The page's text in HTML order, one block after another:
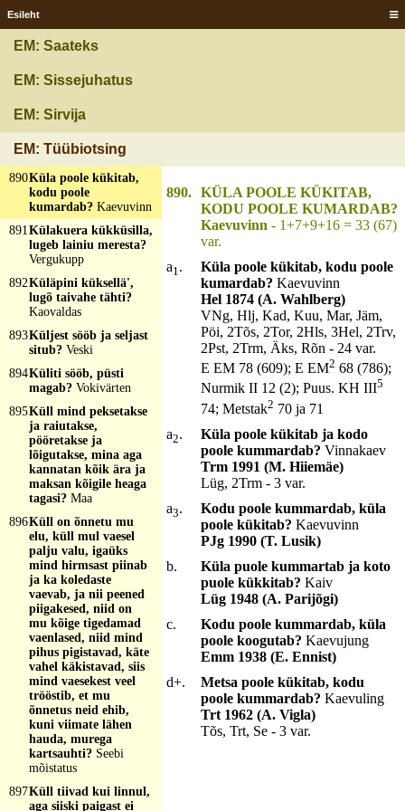
Esileht
EM: Saateks
EM: Sissejuhatus
EM: Sirvija
EM: Tüübiotsing
Sittumine
888Köster kündis,
laulis keset küla?
lammas ja kukk
889Küla on ja kukke
põle, talu on ja taari
põle, pere on ja pinki
põle?Surnuaid
890Küla poole kükitab,
kodu poole
kumardab? Kaevuvinn
891Külakuera kükküsilla,
lugeb lainiu meresta?
Vergukupp
892Küläpini küksellä',
lugõ taivahe tähti?
Kaovaldas
893Küljest sööb ja seljast
situb? Veski
894Küliti sööb, püsti
magab? Vokivärten
895Küll mind peksetakse
ja raiutakse,
pööretakse ja
lõigutakse, mina aga
kannatan kõik ära ja
maksan kõigile heaga
tagasi? Maa
896Küll on õnnetu mu
elu, küll mul vaesel
palju valu, igaüks
mind hirmsast piinab
ja ka koledaste
vaevab, ja nii peened
piigakesed, niid on
mu kõige tigedamad
vaenlased, niid mind
pihus pigistavad, käte
vahel käkistavad, siis
mind vaesekest veel
trööstib, et mu
õnnetus neid ehib,
kuni viimate lähen
hauda, murega
kartsauhti? Seebi
mõistatus
897Küll tiivad kui linnul,
aga siiski paigast ei
890. KÜLA POOLE KÜKITAB,
KODU POOLE KUMARDAB?
Kaevuvinn - 1+7+9+16 = 33 (67)
var.
a1.
Küla poole kükitab, kodu poole
kumardab?Kaevuvinn
Hel 1874 (A. Wahlberg)
VNg, Hlj, Kad, Kuu, Mar, Jäm,
Pöi, 2Tõs, 2Tor, 2Hls, 3Hel, 2Trv,
2Pst, 2Trm, Äks, Rõn - 24 var.
E EM 78 (609); E EM2 68 (786);
Nurmik II 12 (2); Puus. KH III5
74; Metstak2 70 ja 71
a2.
Küla poole kükitab ja kodo
poole kummardab?Vinnakaev
Trm 1991 (M. Hiiemäe)
Lüg, 2Trm - 3 var.
a3.
Kodu poole kummardab, küla
poole kükitab?Kaevuvinn
PJg 1990 (T. Lusik)
b.
Küla puole kummartab ja koto
puole kükkitab?Kaiv
Lüg 1948 (A. Parijõgi)
c.
Kodu poole kummardab, küla
poole koogutab?Kaevujung
Emm 1938 (E. Ennist)
d+.
Metsa poole kükitab, kodu
poole kummardab?Kaevuling
Trt 1962 (A. Vigla)
Tõs, Trt, Se - 3 var.